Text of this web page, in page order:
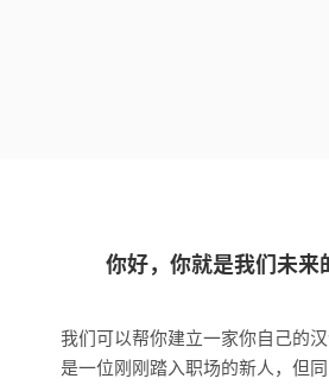
你好，你就是我们未来
我们可以帮你建立一家你自己的
是一位刚刚踏入职场的新人，但